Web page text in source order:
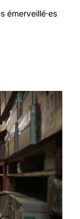
émerveillé·es